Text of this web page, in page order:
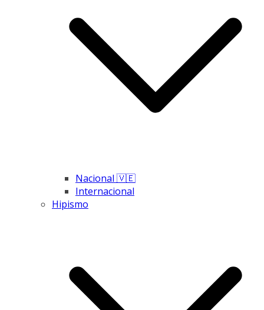
Nacional 🇻🇪
Internacional
Hipismo